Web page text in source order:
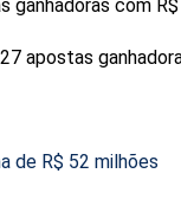
com R$
apostas
de R$ 52 milhões